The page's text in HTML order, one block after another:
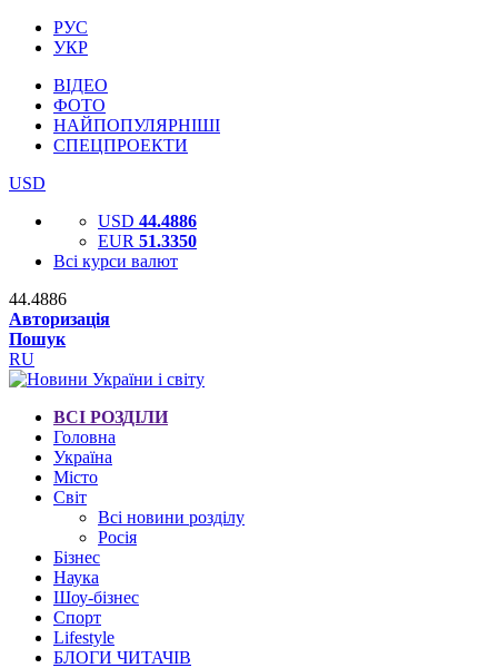
РУС
УКР
ВІДЕО
ФОТО
НАЙПОПУЛЯРНІШІ
СПЕЦПРОЕКТИ
USD
USD 44.4886
EUR 51.3350
Всі курси валют
44.4886
Авторизація
Пошук
RU
ВСІ РОЗДІЛИ
Головна
Україна
Місто
Світ
Всі новини розділу
Росія
Бізнес
Наука
Шоу-бізнес
Спорт
Lifestyle
БЛОГИ ЧИТАЧІВ